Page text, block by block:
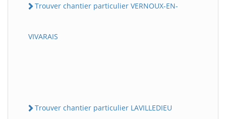
Trouver chantier particulier VERNOUX-EN-
VIVARAIS
Trouver chantier particulier LAVILLEDIEU